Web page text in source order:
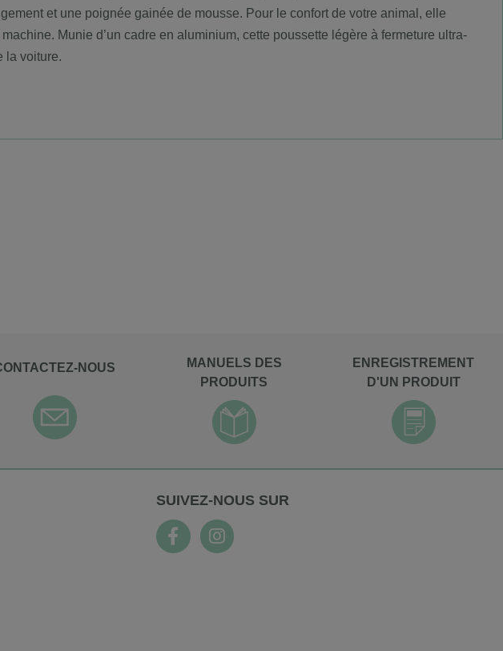
et une poignée gainée de mousse. Pour le confort de votre animal, elle
Munie d’un cadre en aluminium, cette poussette légère à fermeture ultra-
la voiture.
NOUS
MANUELS DES
PRODUITS
ENREGISTREMENT
D'UN PRODUIT
SUIVEZ-NOUS SUR